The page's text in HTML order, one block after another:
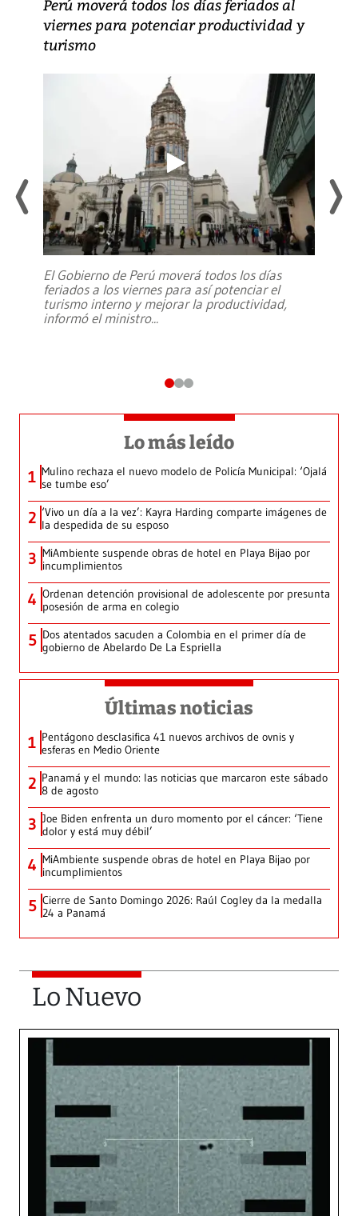
Perú moverá todos los días feriados al
viernes para potenciar productividad y
turismo
El Gobierno de Perú moverá todos los días
feriados a los viernes para así potenciar el
turismo interno y mejorar la productividad,
informó el ministro...
Lo más leído
1 Mulino rechaza el nuevo modelo de Policía Municipal: ‘Ojalá
se tumbe eso’
2 ‘Vivo un día a la vez’: Kayra Harding comparte imágenes de
la despedida de su esposo
3 MiAmbiente suspende obras de hotel en Playa Bijao por
incumplimientos
4 Ordenan detención provisional de adolescente por presunta
posesión de arma en colegio
5 Dos atentados sacuden a Colombia en el primer día de
gobierno de Abelardo De La Espriella
Últimas noticias
1 Pentágono desclasifica 41 nuevos archivos de ovnis y
esferas en Medio Oriente
2 Panamá y el mundo: las noticias que marcaron este sábado
8 de agosto
3 Joe Biden enfrenta un duro momento por el cáncer: ‘Tiene
dolor y está muy débil’
4 MiAmbiente suspende obras de hotel en Playa Bijao por
incumplimientos
5 Cierre de Santo Domingo 2026: Raúl Cogley da la medalla
24 a Panamá
Lo Nuevo